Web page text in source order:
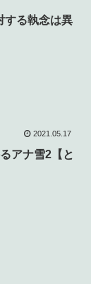
する執念は異
2021.05.17
アナ雪2【と